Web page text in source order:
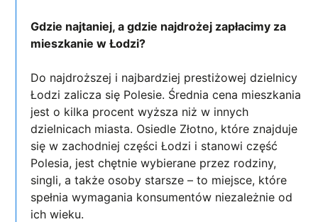
Gdzie najtaniej, a gdzie najdrożej zapłacimy za
mieszkanie w Łodzi?
Do najdroższej i najbardziej prestiżowej dzielnicy
Łodzi zalicza się Polesie. Średnia cena mieszkania
jest o kilka procent wyższa niż w innych
dzielnicach miasta. Osiedle Złotno, które znajduje
się w zachodniej części Łodzi i stanowi część
Polesia, jest chętnie wybierane przez rodziny,
singli, a także osoby starsze – to miejsce, które
spełnia wymagania konsumentów niezależnie od
ich wieku.